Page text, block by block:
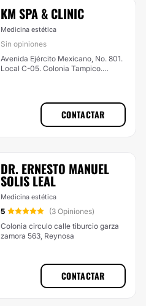
KM SPA & CLINIC
Medicina estética
Sin opiniones
Avenida Ejército Mexicano, No. 801.
Local C-05. Colonia Tampico.
CONTACTAR
DR. ERNESTO MANUEL
SOLIS LEAL
Medicina estética
5
(3 Opiniones)
Colonia circulo calle tiburcio garza
zamora 563, Reynosa
CONTACTAR